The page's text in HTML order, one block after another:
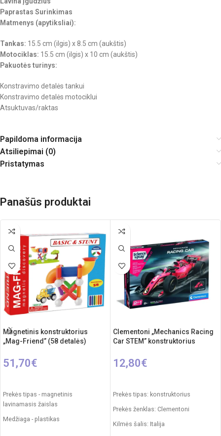
Paprastas Surinkimas
Matmenys (apytiksliai):
Tankas: 15.5 cm (ilgis) x 8.5 cm (aukštis)
Motociklas: 15.5 cm (ilgis) x 10 cm (aukštis)
Pakuotės turinys:
Konstravimo detalės tankui
Konstravimo detalės motociklui
Atsuktuvas/raktas
Papildoma informacija
Atsiliepimai (0)
Pristatymas
Panašūs produktai
Magnetinis konstruktorius
„Mag-Friend” (58 detalės)
51,70€
Prekės tipas - magnetinis
lavinamasis žaislas
Medžiaga - plastikas
Clementoni „Mechanics Racing
Car STEM” konstruktorius
12,80€
Prekės tipas: konstruktorius
Prekės ženklas: Clementoni
Kilmės šalis: Italija